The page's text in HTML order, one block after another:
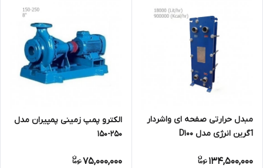
مبدل حرارتی صفحه ای واشردار
آگرین انرژی مدل D100
134,500,000
الکترو پمپ زمینی پمپیران مدل
250-150
75,000,000